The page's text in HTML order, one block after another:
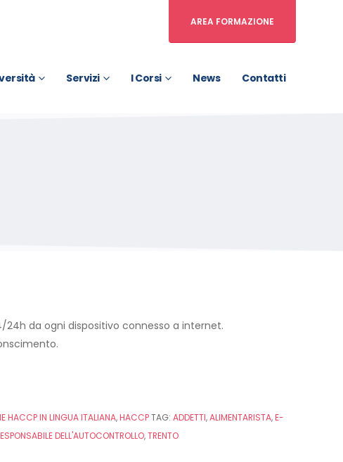
AREA FORMAZIONE
Servizi I Corsi News Contatti
24h da ogni dispositivo connesso a internet.
HACCP IN LINGUA ITALIANA,HACCPTAG: ADDETTI,ALIMENTARISTA,E-
DELL'AUTOCONTROLLO,TRENTO